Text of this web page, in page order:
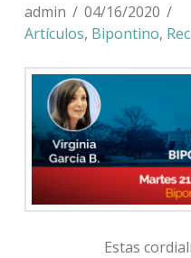
admin
04/16/2020
Artículos, Bipontino,
Estas